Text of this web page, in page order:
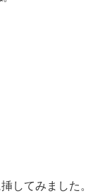
してみました。